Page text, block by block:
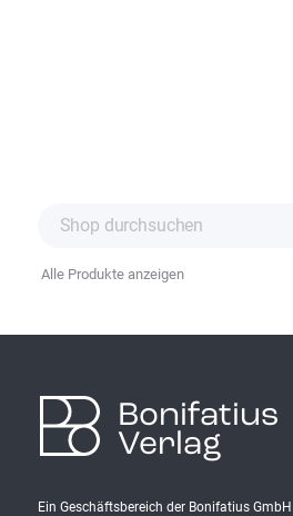
Alle Produkte anzeigen
Bonifatius
Verlag
Ein Geschäftsbereich der Bonifatius GmbH